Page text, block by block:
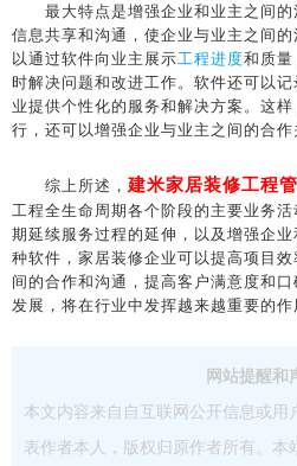
最大特点是增强企业和业主之间的
信息共享和沟通，使企业与业主之间
以通过软件向业主展示工程进度和质量
时解决问题和改进工作。软件还可以
业提供个性化的服务和解决方案。这
行，还可以增强企业与业主之间的合作
综上所述， 建米家居装修工程
工程全生命周期各个阶段的主要业务
期延续服务过程的延伸，以及增强企
种软件，家居装修企业可以提高项目
间的合作和沟通，提高客户满意度和
发展，将在行业中发挥越来越重要的作
网站提醒和
本文内容来自自互联网公开信息或用
表作者本人，版权归原作者所有。本